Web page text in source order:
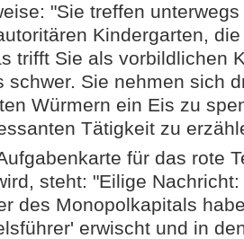
"Sie treffen
Kindergarten,
trifft Sie als vorbildlichen
schwer. Sie nehmen sich
Würmern ein Eis zu
Tätigkeit zu
für das rote
steht: "Eilige
des Monopolkapitals
erwischt und in